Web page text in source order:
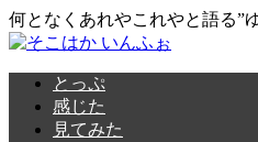
何となくあれやこれやと語る”
とっぷ
感じた
見てみた